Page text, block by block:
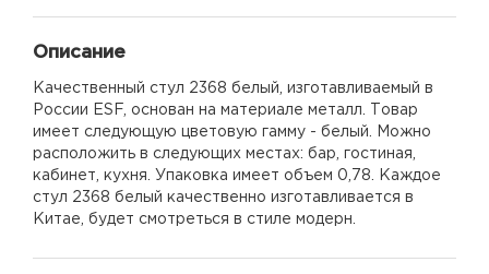
Описание
Качественный стул 2368 белый, изготавливаемый в
России ESF, основан на материале металл. Товар
имеет следующую цветовую гамму - белый. Можно
расположить в следующих местах: бар, гостиная,
кабинет, кухня. Упаковка имеет объем 0,78. Каждое
стул 2368 белый качественно изготавливается в
Китае, будет смотреться в стиле модерн.